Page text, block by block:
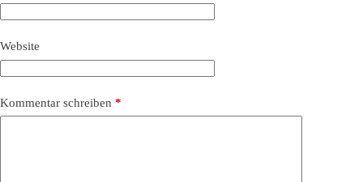
Website
Kommentar schreiben *